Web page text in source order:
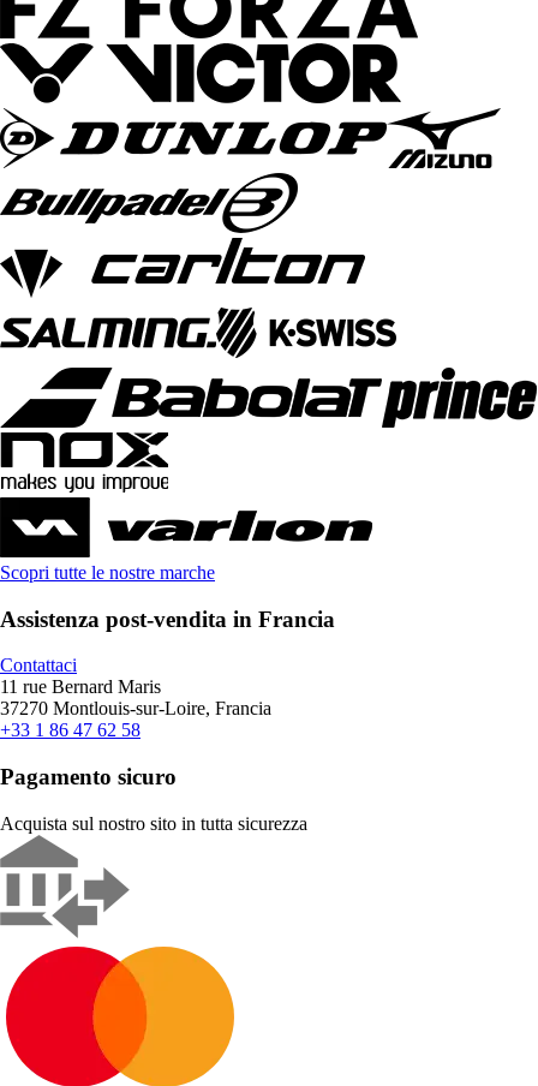
Scopri tutte le nostre marche
Assistenza post-vendita in Francia
Contattaci
11 rue Bernard Maris
37270 Montlouis-sur-Loire, Francia
+33 1 86 47 62 58
Pagamento sicuro
Acquista sul nostro sito in tutta sicurezza